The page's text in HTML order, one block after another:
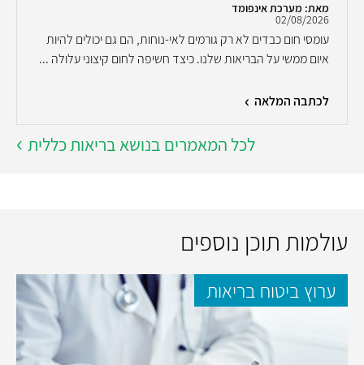
מאת: מערכת אינפומד
02/08/2026
עומסי חום כבדים לא רק גורמים לאי-נוחות, הם גם יכולים להיות
איום ממשי על הבריאות שלנו. כיצד חשיפה לחום קיצוני עלולה ...
לכתבה המלאה
לכל המאמרים בנושא בריאות כללית
עולמות תוכן נוספים
ערוץ ביטוח בריאות